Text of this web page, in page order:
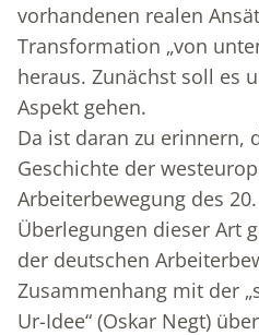
vorhandenen realen
Transformation „von
heraus. Zunächst soll es
Aspekt gehen.
Da ist daran zu erinnern,
Geschichte der
Arbeiterbewegung des
Überlegungen dieser Art
der deutschen
Zusammenhang mit der
Ur-Idee“ (Oskar Negt)